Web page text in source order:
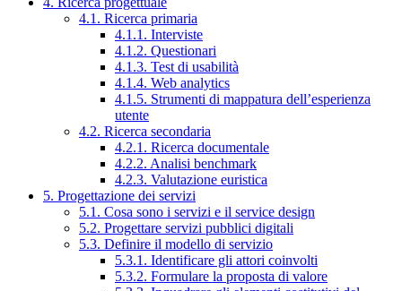
4.1. Ricerca primaria
4.1.1. Interviste
4.1.2. Questionari
4.1.3. Test di usabilità
4.1.4. Web analytics
4.1.5. Strumenti di mappatura dell’esperienza
utente
4.2. Ricerca secondaria
4.2.1. Ricerca documentale
4.2.2. Analisi benchmark
4.2.3. Valutazione euristica
5. Progettazione dei servizi
5.1. Cosa sono i servizi e il service design
5.2. Progettare servizi pubblici digitali
5.3. Definire il modello di servizio
5.3.1. Identificare gli attori coinvolti
5.3.2. Formulare la proposta di valore